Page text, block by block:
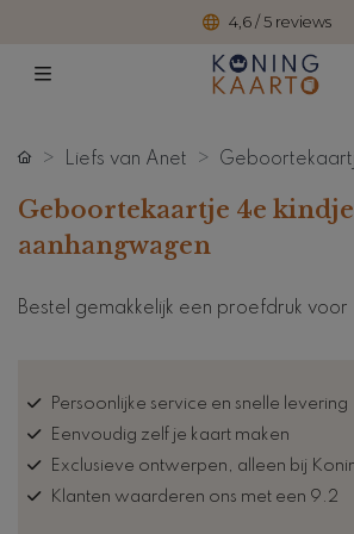
4,6 / 5 reviews
Liefs van Anet
Geboortekaartje 4e
aanhangwagen
Bestel gemakkelijk een proefdruk voor
Persoonlijke service en snelle levering
Eenvoudig zelf je kaart maken
Exclusieve ontwerpen, alleen bij
Klanten waarderen ons met een 9.2